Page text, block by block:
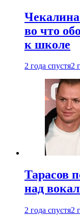
Чекалина
во что
к школе
2 года спустя2
Тарасов
над
2 года спустя2